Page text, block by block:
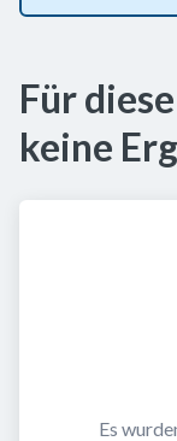
Für
keine
Es